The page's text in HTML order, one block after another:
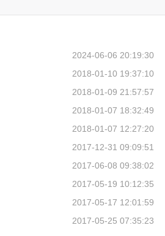
2024-06-06 20:19:30
2018-01-10 19:37:10
2018-01-09 21:57:57
2018-01-07 18:32:49
2018-01-07 12:27:20
2017-12-31 09:09:51
2017-06-08 09:38:02
2017-05-19 10:12:35
2017-05-17 12:01:59
2017-05-25 07:35:23